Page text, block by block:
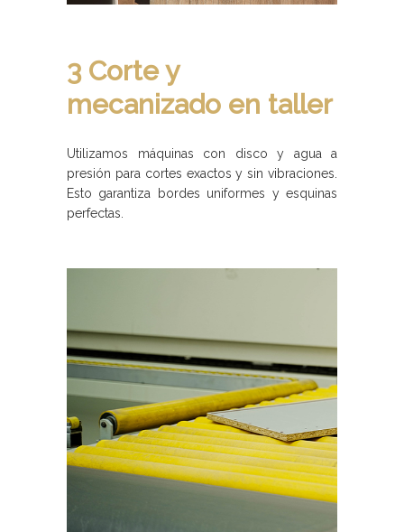
3 Corte y
mecanizado en taller
Utilizamos máquinas con disco y agua a
presión para cortes exactos y sin vibraciones.
Esto garantiza bordes uniformes y esquinas
perfectas.